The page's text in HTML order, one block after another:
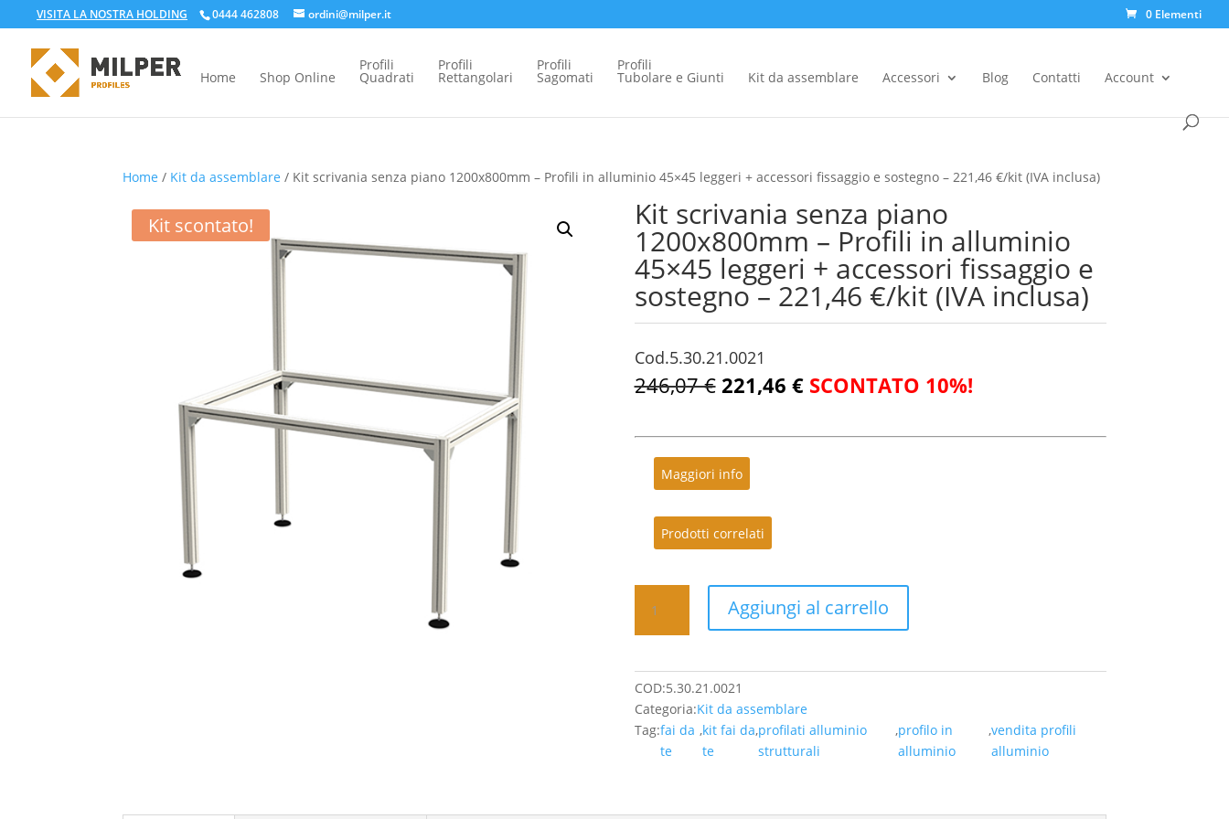
VISITA LA NOSTRA HOLDING 0444 462808 ordini@milper.it 0 Elementi
Home Shop Online
Profili
Quadrati
Profili
Rettangolari
Profili
Sagomati
Profili
Tubolare e Giunti Kit da assemblare Accessori Blog Contatti Account
Home / Kit da assemblare / Kit scrivania senza piano 1200x800mm – Profili in alluminio 45×45 leggeri + accessori fissaggio e sostegno – 221,46 €/kit (IVA inclusa)
Kit scontato! Kit scrivania senza piano
1200x800mm – Profili in alluminio
45×45 leggeri + accessori fissaggio e
sostegno – 221,46 €/kit (IVA inclusa)
Cod.5.30.21.0021
246,07 €221,46 € SCONTATO 10%!
Maggiori info
Prodotti correlati
scrivania
senza
Profili
Aggiungi al carrello
COD:5.30.21.0021
Categoria:Kit da assemblare
Tag:fai da
te
,kit fai da
te
,profilati alluminio
strutturali
,profilo in
alluminio
,vendita profili
alluminio